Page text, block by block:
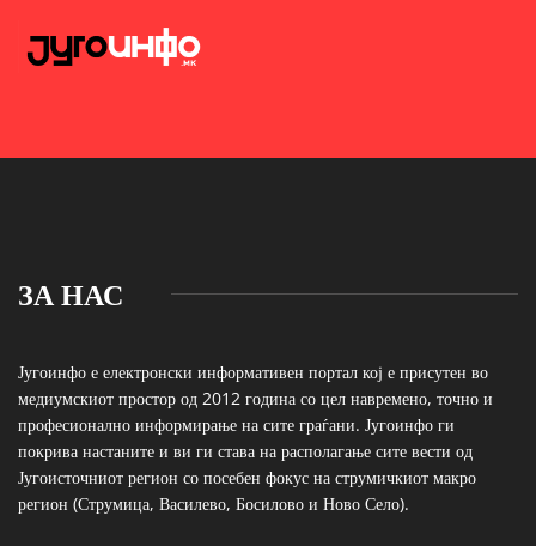
ЗА НАС
Југоинфо е електронски информативен портал кој е присутен во
медиумскиот простор од 2012 година со цел навремено, точно и
професионално информирање на сите граѓани. Југоинфо ги
покрива настаните и ви ги става на располагање сите вести од
Југоисточниот регион со посебен фокус на струмичкиот макро
регион (Струмица, Василево, Босилово и Ново Село).